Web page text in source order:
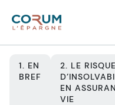
1. EN
BREF
2. LE RISQUE
EN
VIE
ASSURANCE VIE